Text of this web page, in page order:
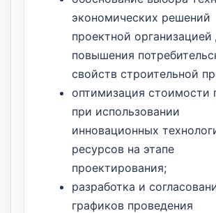
экономических решений
проектной организацией
повышения
свойств строительной
оптимизация стоимости
при использовании
инновационных
ресурсов на этапе
проектирования;
разработка и
графиков проведения